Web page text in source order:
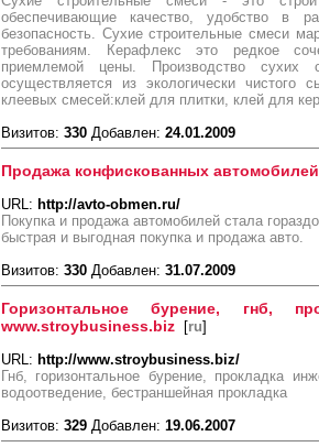
обеспечивающие качество, удобство в
безопасность. Сухие строительные смеси
требованиям. Керафлекс это редкое
приемлемой цены. Производство сухих
осуществляется из экологически чистого
клеевых смесей:клей для плитки, клей для
Визитов: 330 Добавлен: 24.01.2009
Продажа конфискованных
URL: http://avto-obmen.ru/
Покупка и продажа автомобилей стала
быстрая и выгодная покупка и продажа авто.
Визитов: 330 Добавлен: 31.07.2009
Горизонтальное бурение, гнб,
www.stroybusiness.biz [ru]
URL: http://www.stroybusiness.biz/
Гнб, горизонтальное бурение, прокладка
водоотведение, бестраншейная прокладка
Визитов: 329 Добавлен: 19.06.2007